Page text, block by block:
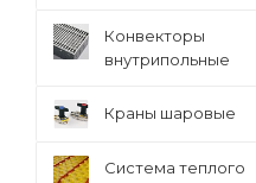
Конвекторы
внутрипольные
Краны шаровые
Система теплого